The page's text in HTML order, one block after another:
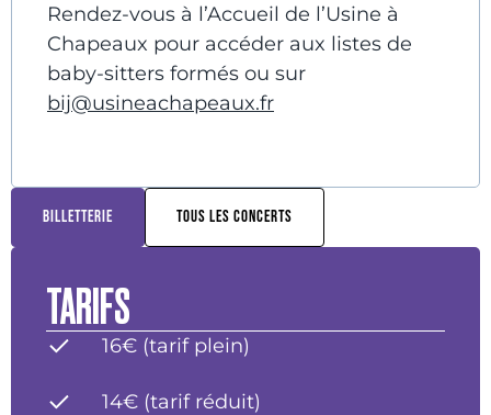
Rendez-vous à l’Accueil de l’Usine à
Chapeaux pour accéder aux listes de
baby-sitters formés ou sur
bij@usineachapeaux.fr
BILLETTERIE TOUS LES CONCERTS
TARIFS
16€ (tarif plein)
14€ (tarif réduit)